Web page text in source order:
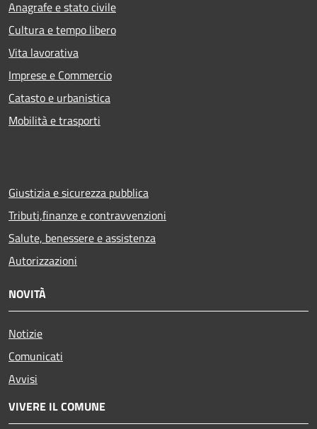
Anagrafe e stato civile
Cultura e tempo libero
Vita lavorativa
Imprese e Commercio
Catasto e urbanistica
Mobilità e trasporti
Giustizia e sicurezza pubblica
Tributi,finanze e contravvenzioni
Salute, benessere e assistenza
Autorizzazioni
NOVITÀ
Notizie
Comunicati
Avvisi
VIVERE IL COMUNE